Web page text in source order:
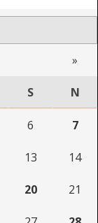
»
S N
6 7
13 14
20 21